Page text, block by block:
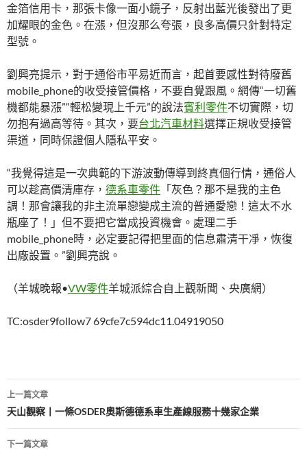
金箔信用卡，那張卡像一面小鏡子，反射出藍光後發出了更
加耀眼的金色。在漲，但沒那么夸張，良多高價只針對特定
型號。
劉興亮提示，對于通俗市平易近而言，起首要感性對待廢舊
mobile_phone的收受接管價格，不要自覺跟風。網傳“一切舊
機都能暴漲”“輕松變現上千元”的說法賓利零件不切實際，切
勿抱有過高等待。其次，要台北汽車材料選擇正規收受接管
渠道，同時保證個人隱私平安。
“我覺得這是一次典範的下游波動傳導到終真個行情，通俗人
可以趁高價清庫存， 德系車零件 「灰色？那不是我的主色
調！那會讓我的非主流單戀變成主流的普通愛戀！這太不水
瓶座了！」但不要把它當成投資機會。處理二手
mobile_phone時，必定要記得把里面的信息肅清干凈，恢復
出廠設置。”劉興亮說。
（羊城晚報•VW零件羊城派綜合自上觀新聞、央廣網）
TC:osder9follow7 69cfe7c594dc11.04919050
文
章
導
上一篇文章
天山觀察丨一條OSDER奧斯德德系車生產線服務十幾家企業
下一篇文章